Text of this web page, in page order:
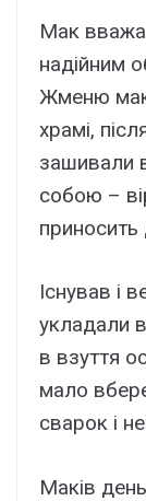
Мак
надійним
Жменю
храмі,
зашивали
собою –
Існував і
укладали
в взуття
мало
сварок і
Маків